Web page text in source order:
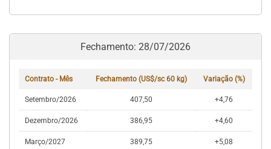
Fechamento: 28/07/2026
Contrato - Mês Fechamento (US$/sc 60 kg) Variação (%)
Setembro/2026 407,50 +4,76
Dezembro/2026 386,95 +4,60
Março/2027 389,75 +5,08